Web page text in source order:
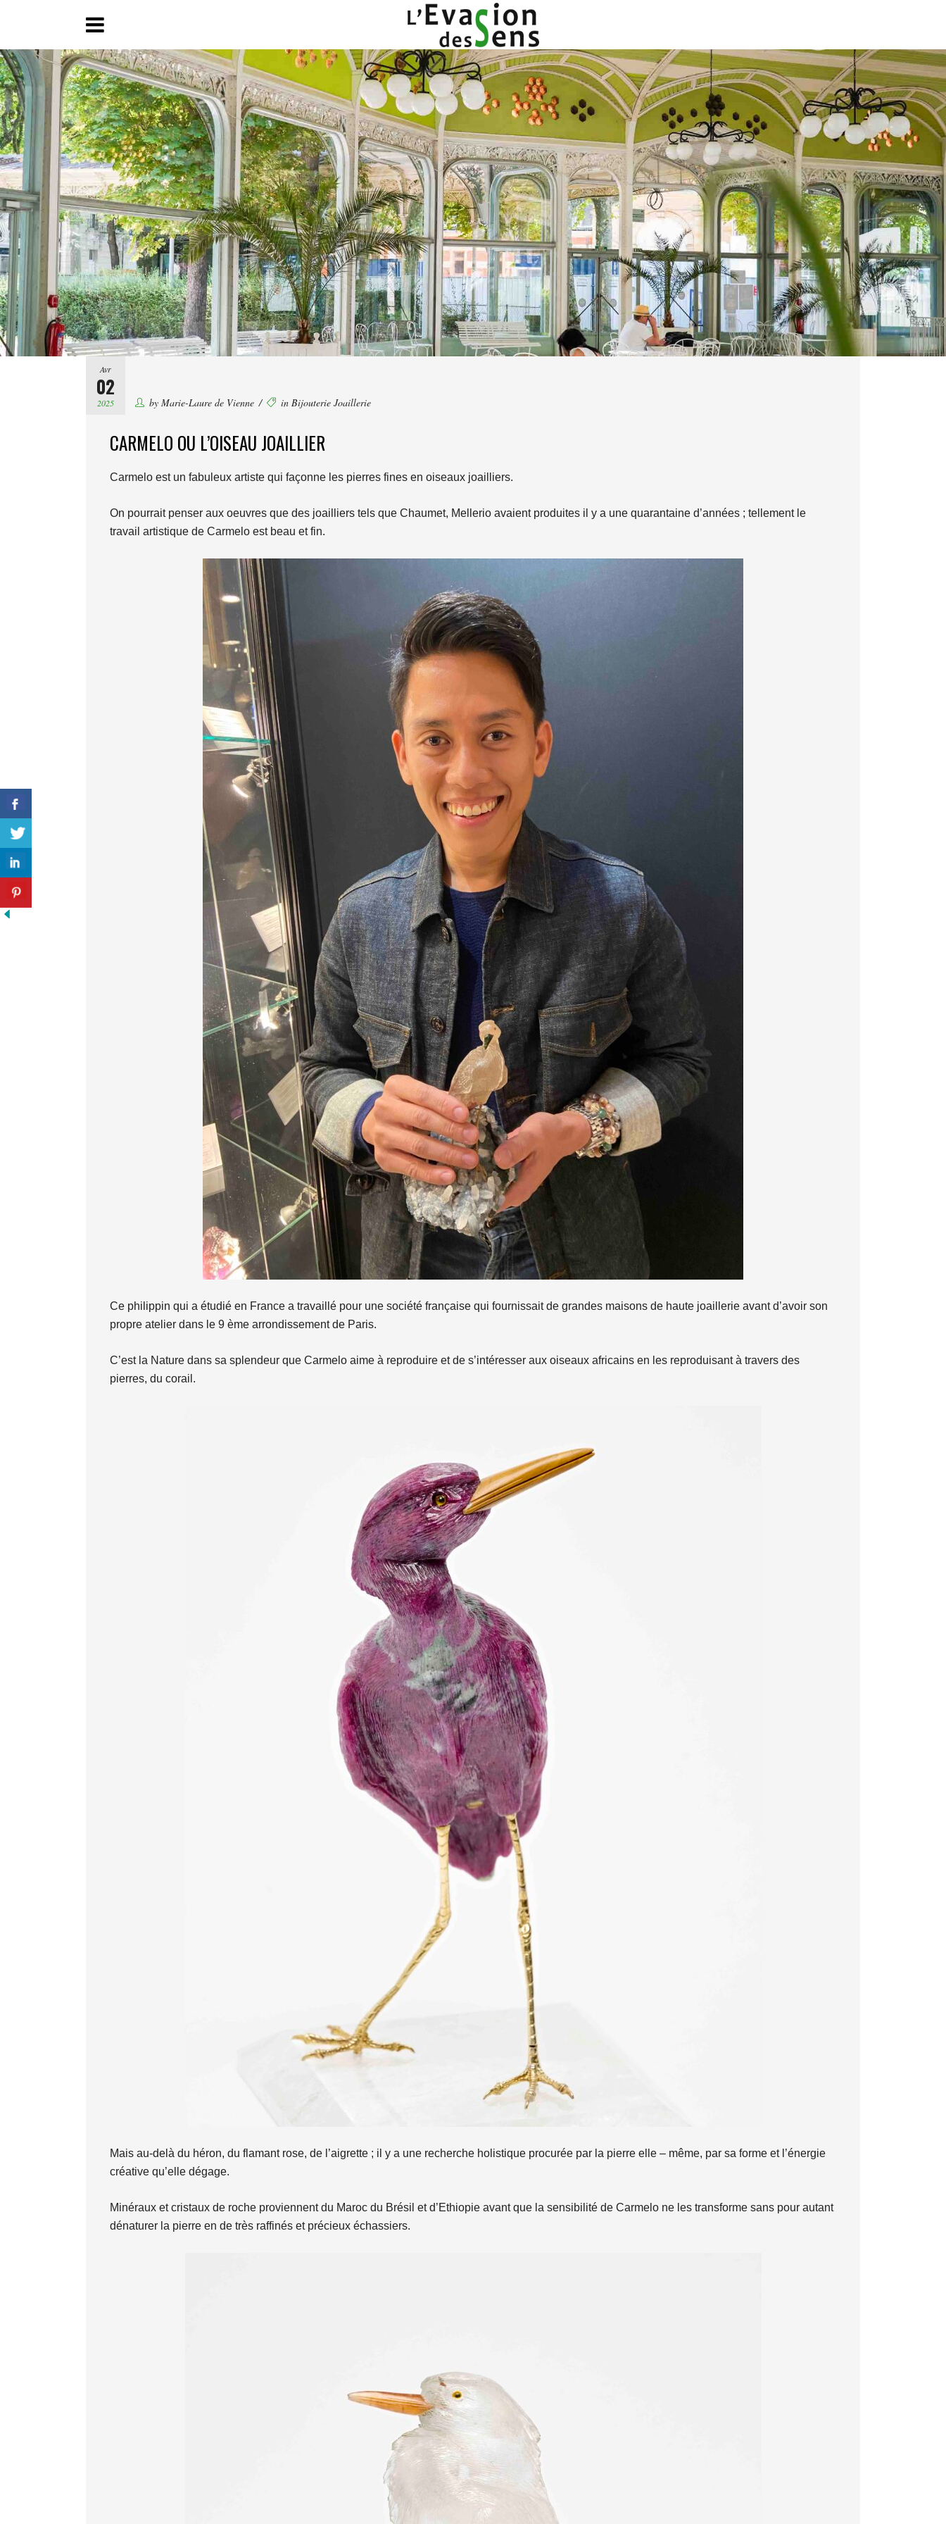
Avr
02
2025 by Marie-Laure de Vienne in Bijouterie Joaillerie
CARMELO OU L’OISEAU JOAILLIER
Carmelo est un fabuleux artiste qui façonne les pierres fines en oiseaux joailliers.
On pourrait penser aux oeuvres que des joailliers tels que Chaumet, Mellerio avaient produites il y a une quarantaine d’années ; tellement le
travail artistique de Carmelo est beau et fin.
Ce philippin qui a étudié en France a travaillé pour une société française qui fournissait de grandes maisons de haute joaillerie avant d’avoir son
propre atelier dans le 9 ème arrondissement de Paris.
C’est la Nature dans sa splendeur que Carmelo aime à reproduire et de s’intéresser aux oiseaux africains en les reproduisant à travers des
pierres, du corail.
Mais au-delà du héron, du flamant rose, de l’aigrette ; il y a une recherche holistique procurée par la pierre elle – même, par sa forme et l’énergie
créative qu’elle dégage.
Minéraux et cristaux de roche proviennent du Maroc du Brésil et d’Ethiopie avant que la sensibilité de Carmelo ne les transforme sans pour autant
dénaturer la pierre en de très raffinés et précieux échassiers.